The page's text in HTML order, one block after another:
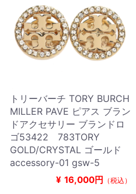
トリーバーチ TORY BURCH
MILLER PAVE ピアス ブラン
ドアクセサリー ブランドロ
ゴ53422 783TORY
GOLD/CRYSTAL ゴールド
accessory-01 gsw-5
¥ 16,000円 （税込）